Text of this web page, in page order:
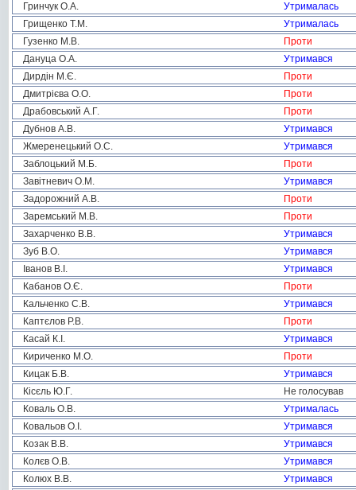
Гринчук О.А.
Утрималась
Грищенко Т.М.
Утрималась
Гузенко М.В.
Проти
Дануца О.А.
Утримався
Дирдін М.Є.
Проти
Дмитрієва О.О.
Проти
Драбовський А.Г.
Проти
Дубнов А.В.
Утримався
Жмеренецький О.С.
Утримався
Заблоцький М.Б.
Проти
Завітневич О.М.
Утримався
Задорожний А.В.
Проти
Заремський М.В.
Проти
Захарченко В.В.
Утримався
Зуб В.О.
Утримався
Іванов В.І.
Утримався
Кабанов О.Є.
Проти
Кальченко С.В.
Утримався
Каптєлов Р.В.
Проти
Касай К.І.
Утримався
Кириченко М.О.
Проти
Кицак Б.В.
Утримався
Кісєль Ю.Г.
Не голосував
Коваль О.В.
Утрималась
Ковальов О.І.
Утримався
Козак В.В.
Утримався
Колєв О.В.
Утримався
Колюх В.В.
Утримався